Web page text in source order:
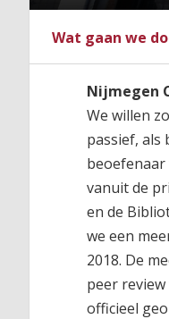
Wat gaan we
Nijmegen
We willen
passief, als
vanuit de
en de
we een
2018. De
peer
officieel